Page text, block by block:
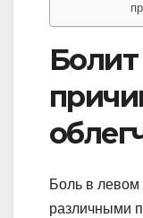
Болит
Боль в левом
различными